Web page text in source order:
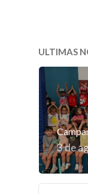
ULTIMAS
3 de